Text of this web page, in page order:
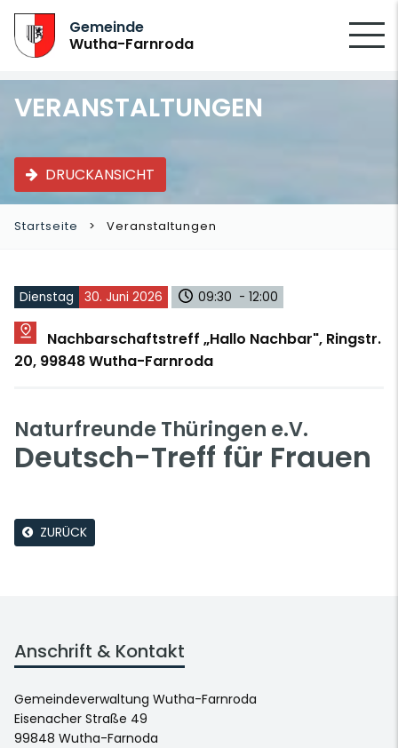
Gemeinde
Wutha-Farnroda
VERANSTALTUNGEN
DRUCKANSICHT
Startseite Veranstaltungen
Dienstag 30. Juni 2026 09:30 - 12:00
Nachbarschaftstreff „Hallo Nachbar", Ringstr.
20, 99848 Wutha-Farnroda
Naturfreunde Thüringen e.V.
Deutsch-Treff für Frauen
ZURÜCK
Anschrift & Kontakt
Gemeindeverwaltung Wutha-Farnroda
Eisenacher Straße 49
99848 Wutha-Farnoda